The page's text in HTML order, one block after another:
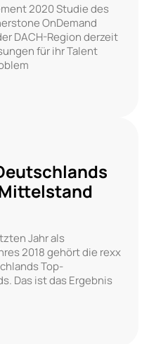
2020 Studie des
OnDemand
DACH-Region derzeit
für ihr Talent
Jahr als
2018 gehört die rexx
Top-
Das ist das Ergebnis